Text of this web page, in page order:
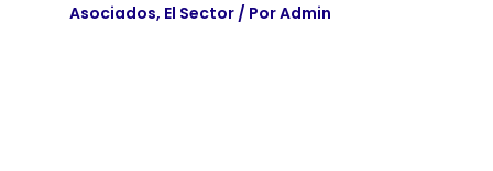
Asociados, El Sector/ PorAdmin